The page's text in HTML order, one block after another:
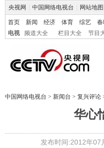
央视网 中国网络电视台 网站地图
首页 新闻 经济 体育 综艺
电视
频道大全 栏目大全 节目
中国网络电视台 > 新闻台 > 复兴评论
华心
发布时间:2012年07